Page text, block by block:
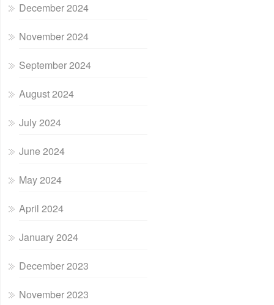
December 2024
November 2024
September 2024
August 2024
July 2024
June 2024
May 2024
April 2024
January 2024
December 2023
November 2023